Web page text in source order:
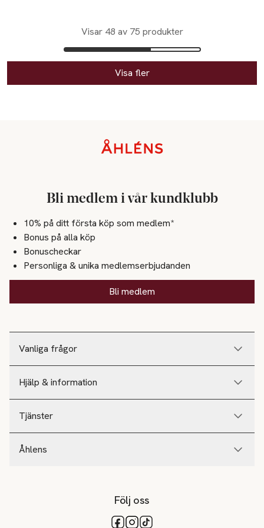
Visar 48 av 75 produkter
Visa fler
Vanliga frågor
Hjälp & information
Tjänster
Åhlens
Bli medlem i vår kundklubb
10% på ditt första köp som medlem*
Bonus på alla köp
Bonuscheckar
Personliga & unika medlemserbjudanden
Bli medlem
Följ oss